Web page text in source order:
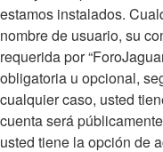
estamos instalados.
nombre de usuario, su
requerida por
obligatoria u opcional,
cualquier caso, usted
cuenta será
usted tiene la opción de